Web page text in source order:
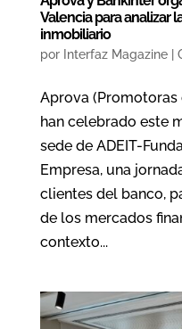
Valencia para analizar
inmobiliario
por Interfaz Magazine|
Aprova (Promotoras
han celebrado este
sede de ADEIT-
Empresa, una
clientes del banco,
de los mercados
contexto...